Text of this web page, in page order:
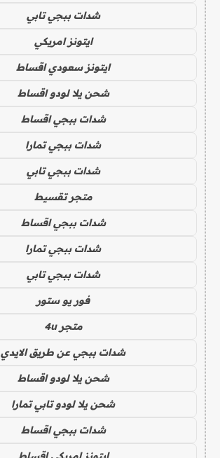
شدات ببجي تابي
ايتونز امريكي
ايتونز سعودي اقساط
شحن يلا لودو اقساط
شدات ببجي اقساط
شدات ببجي تمارا
شدات ببجي تابي
متجر تقسيط
شدات ببجي اقساط
شدات ببجي تمارا
شدات ببجي تابي
فور يو ستور
متجر 4u
شدات ببجي عن طريق الايدي
شحن يلا لودو اقساط
شحن يلا لودو تابي تمارا
شدات ببجي اقساط